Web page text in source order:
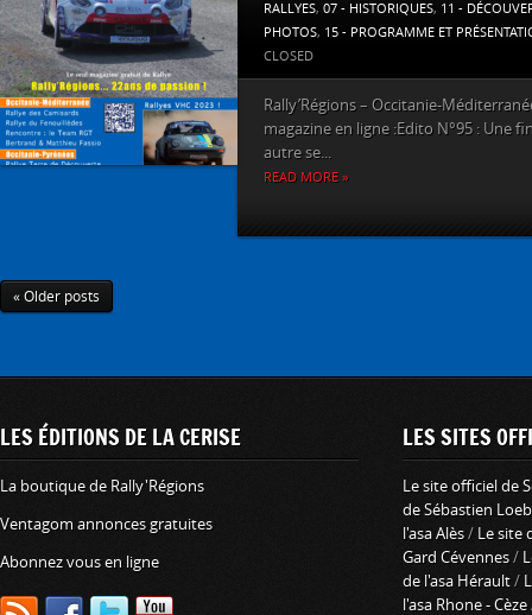
RALLYES, 07 - HISTORIQUES, 11 -
PHOTOS, 15 - PROGRAMME ET
CLOSED
Rally’Régions – Occitanie-
magazine en ligne :Edito N°95 : Une
autre se...
READ MORE »
« Older posts
LES ÉDITIONS DE LA CERISE
La boutique de Rally'Régions
Ventagom annonces gratuites
Abonnez vous en ligne
LES SITES
Le site officiel de
de Sébastien Loeb
l'asa Alès/ Le site
Gard Cévennes/
de l'asa Hérault/
l'asa Rhone - Cèze